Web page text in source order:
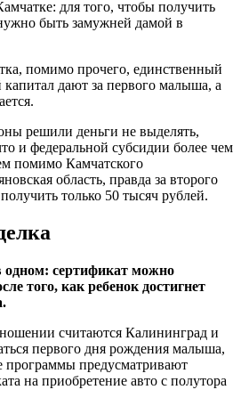
для того, чтобы получить
быть замужней дамой в
помимо прочего, единственный
капитал дают за первого малыша, а
решили деньги не выделять,
и федеральной субсидии более чем
помимо Камчатского
область, правда за второго
только 50 тысяч рублей.
одном: сертификат можно
того, как ребенок достигнет
считаются Калининград и
первого дня рождения малыша,
программы предусматривают
на приобретение авто с полутора